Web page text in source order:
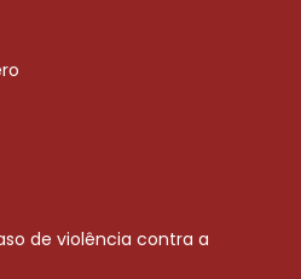
de violência contra a